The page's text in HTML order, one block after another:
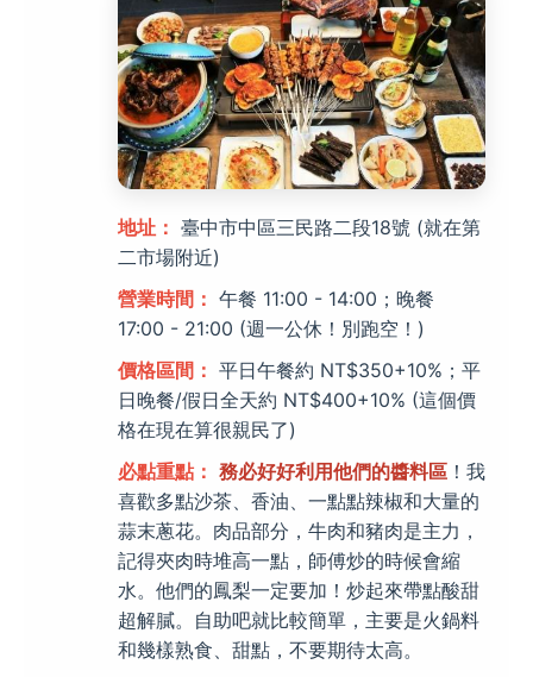
地址： 臺中市中區三民路二段18號 (就在第
二市場附近)
營業時間： 午餐 11:00 - 14:00；晚餐
17:00 - 21:00 (週一公休！別跑空！)
價格區間： 平日午餐約 NT$350+10%；平
日晚餐/假日全天約 NT$400+10% (這個價
格在現在算很親民了)
必點重點： 務必好好利用他們的醬料區！我
喜歡多點沙茶、香油、一點點辣椒和大量的
蒜末蔥花。肉品部分，牛肉和豬肉是主力，
記得夾肉時堆高一點，師傅炒的時候會縮
水。他們的鳳梨一定要加！炒起來帶點酸甜
超解膩。自助吧就比較簡單，主要是火鍋料
和幾樣熟食、甜點，不要期待太高。